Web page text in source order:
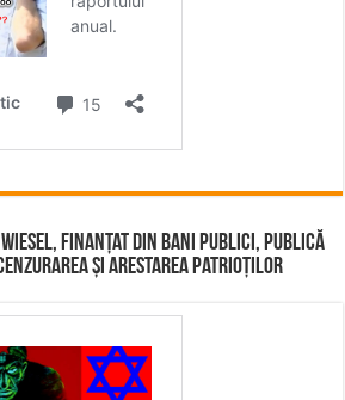
finanțat din bani publici, publică
și arestarea patrioților